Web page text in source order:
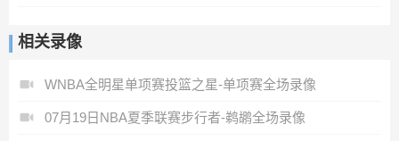
相关录像
WNBA全明星单项赛投篮之星-单项赛全场录像
07月19日NBA夏季联赛步行者-鹈鹕全场录像